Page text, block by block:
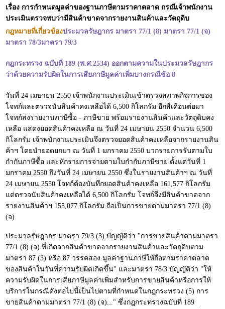
เรื่อง การกำหนดมูลค่าของฐานภาษีตามราคาตลาด กรณีเจ้าพนักงาน
ประเมินตรวจพบว่ามีสินค้าขาดจากรายงานสินค้าและวัตถุดิบ
กฎหมายที่เกี่ยวข้องประมวลรัษฎากร มาตรา 77/1 (8) มาตรา 77/1 (จ)
มาตรา 78/3มาตรา 79/3
กฎกระทรวง ฉบับที่ 189 (พ.ศ.2534) ออกตามความในประมวลรัษฎากร
ว่าด้วยความรับผิดในการเสียภาษีมูลค่าเพิ่มบางกรณีข้อ 8
วันที่ 24 เมษายน 2550 เจ้าพนักงานประเมินเข้าตรวจสภาพกิจการของ
โจทก์และตรวจนับสินค้าคงเหลือได้ 6,500 กิโลกรัม อีกสี่เดือนต่อมา
โจทก์ส่งรายงานภาษีซื้อ - ภาษีขาย พร้อมรายงานสินค้าและวัตถุดิบคง
เหลือ แสดงยอดสินค้าคงเหลือ ณ วันที่ 24 เมษายน 2550 จำนวน 6,500
กิโลกรัม เจ้าพนักงานประเมินจึงตรวจยอดสินค้าคงเหลือจากรายงานสิน
ค้าฯ โดยนำยอดยกมา ณ วันที่ 1 มกราคม 2550 บวกรายการรับตามใบ
กำกับภาษีซื้อ และหักรายการจ่ายตามใบกำกับภาษีขาย ตั้งแต่วันที่ 1
มกราคม 2550 ถึงวันที่ 24 เมษายน 2550 ซึ่งในรายงานสินค้าฯ ณ วันที่
24 เมษายน 2550 โจทก์ต้องบันทึกยอดสินค้าคงเหลือ 161,577 กิโลกรัม
แต่ตรวจนับสินค้าคงเหลือได้ 6,500 กิโลกรัม โจทก์จึงมีสินค้าขาดจาก
รายงานสินค้าฯ 155,077 กิโลกรัม ถือเป็นการขายตามมาตรา 77/1 (8)
(จ)
ประมวลรัษฎากร มาตรา 79/3 (3) บัญญัติว่า "การขายสินค้าตามมาตรา
77/1 (8) (จ) ที่เกิดจากสินค้าขาดจากรายงานสินค้าและวัตถุดิบตาม
มาตรา 87 (3) หรือ 87 วรรคสอง มูลค่าฐานภาษีให้ถือตามราคาตลาด
ของสินค้าในวันที่ความรับผิดเกิดขึ้น" และมาตรา 78/3 บัญญัติว่า "ให้
ความรับผิดในการเสียภาษีมูลค่าเพิ่มสำหรับการขายสินค้าหรือการให้
บริการในกรณีดังต่อไปนี้เป็นไปตามที่กำหนดในกฎกระทรวง (5) การ
ขายสินค้าตามมาตรา 77/1 (8) (จ)..." ซึ่งกฎกระทรวงฉบับที่ 189